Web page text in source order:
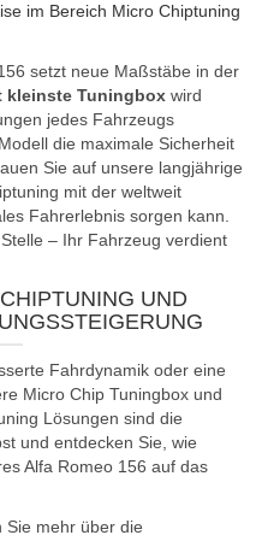
im Bereich Micro Chiptuning
setzt neue Maßstäbe in der
kleinste Tuningbox wird
jedes Fahrzeugs
die maximale Sicherheit
Sie auf unsere langjährige
mit der weltweit
Fahrerlebnis sorgen kann.
– Ihr Fahrzeug verdient
UND
Fahrdynamik oder eine
Micro Chip Tuningbox und
Lösungen sind die
und entdecken Sie, wie
Alfa Romeo 156 auf das
Sie mehr über die